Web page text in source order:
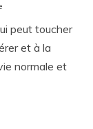
peut toucher
et à la
normale et